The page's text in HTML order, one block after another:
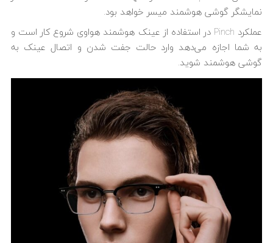
نمایشگر گوشی هوشمند میسر خواهد بود.
عملکرد Pinch در استفاده از عینک هوشمند هواوی شروع کار است و
به شما اجازه می‌دهد وارد حالت جفت شدن و اتصال عینک به
گوشی هوشمند شوید.